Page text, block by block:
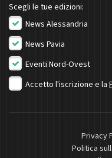
Scegli le tue edizioni:
News Alessandria
News Pavia
Eventi Nord-Ovest
Accetto l'iscrizione e la
Privacy
Politica